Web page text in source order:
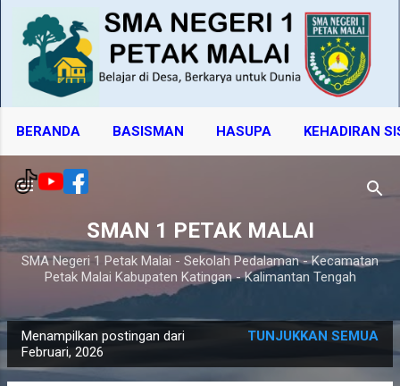
BERANDA BASISMAN HASUPA KEHADIRAN
Langsung ke konten utama
SMAN 1 PETAK MALAI
SMA Negeri 1 Petak Malai - Sekolah Pedalaman - Kecamatan
Petak Malai Kabupaten Katingan - Kalimantan Tengah
o
Menampilkan postingan dari
Februari, 2026
TUNJUKKAN SEMUA